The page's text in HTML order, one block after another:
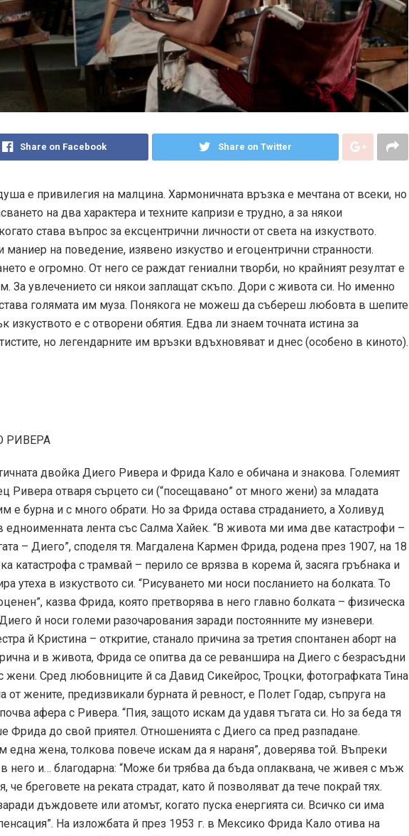
Share on Facebook Share on Twitter
е привилегия на малцина. Хармоничната връзка е мечтана от всеки, но
на два характера и техните капризи е трудно, а за някои
става въпрос за ексцентрични личности от света на изкуството.
маниер на поведение, изявено изкуство и егоцентрични странности.
е огромно. От него се раждат гениални творби, но крайният резултат е
За увлечението си някои заплащат скъпо. Дори с живота си. Но именно
голямата им муза. Понякога не можеш да събереш любовта в шепите
изкуството е с отворени обятия. Едва ли знаем точната истина за
но легендарните им връзки вдъхновяват и днес (особено в киното).
РИВЕРА
двойка Диего Ривера и Фрида Кало е обичана и знакова. Големият
Ривера отваря сърцето си (“посещавано” от много жени) за младата
бурна и с много обрати. Но за Фрида остава страданието, а Холивуд
едноименната лента със Салма Хайек. “В живота ми има две катастрофи –
– Диего”, споделя тя. Магдалена Кармен Фрида, родена през 1907, на 18
катастрофа с трамвай – перило се врязва в корема й, засяга гръбнака и
утеха в изкуството си. “Рисуването ми носи посланието на болката. То
казва Фрида, която претворява в него главно болката – физическа
й носи големи разочарования заради постоянните му изневери.
й Кристина – откритие, станало причина за третия спонтанен аборт на
и в живота, Фрида се опитва да се реваншира на Диего с безрасъдни
Сред любовниците й са Давид Сикейрос, Троцки, фотографката Тина
жените, предизвикали бурната й ревност, е Полет Годар, съпруга на
афера с Ривера. “Пия, защото искам да удавя тъгата си. Но за беда тя
Фрида до свой приятел. Отношенията с Диего са пред разпадане.
една жена, толкова повече искам да я нараня”, доверява той. Въпреки
него и… благодарна: “Може би трябва да бъда оплаквана, че живея с мъж
че бреговете на реката страдат, като й позволяват да тече покрай тях.
дъждовете или атомът, когато пуска енергията си. Всичко си има
На изложбата й през 1953 г. в Мексико Фрида Кало отива на